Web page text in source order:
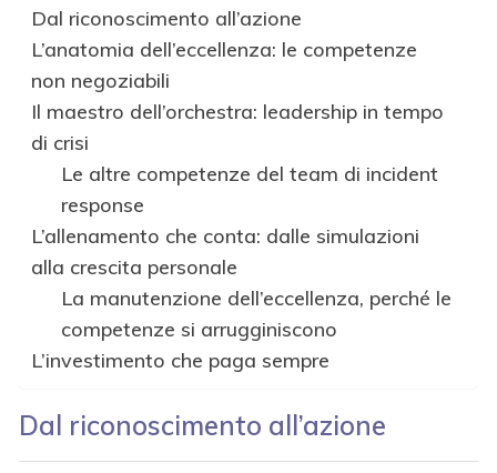
Dal riconoscimento all’azione
L’anatomia dell’eccellenza: le competenze
non negoziabili
Il maestro dell’orchestra: leadership in tempo
di crisi
Le altre competenze del team di incident
response
L’allenamento che conta: dalle simulazioni
alla crescita personale
La manutenzione dell’eccellenza, perché le
competenze si arrugginiscono
L’investimento che paga sempre
Dal riconoscimento all’azione